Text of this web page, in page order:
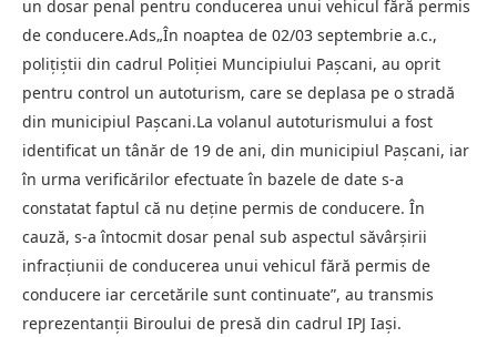
un dosar penal pentru conducerea unui vehicul fără permis
de conducere.Ads„În noaptea de 02/03 septembrie a.c.,
polițiștii din cadrul Poliției Muncipiului Pașcani, au oprit
pentru control un autoturism, care se deplasa pe o stradă
din municipiul Pașcani.La volanul autoturismului a fost
identificat un tânăr de 19 de ani, din municipiul Pașcani, iar
în urma verificărilor efectuate în bazele de date s-a
constatat faptul că nu deține permis de conducere. În
cauză, s-a întocmit dosar penal sub aspectul săvârşirii
infracţiunii de conducerea unui vehicul fără permis de
conducere iar cercetările sunt continuate”, au transmis
reprezentanții Biroului de presă din cadrul IPJ Iași.